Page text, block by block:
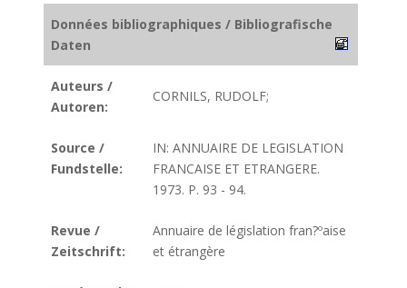
Données bibliographiques / Bibliografische
Daten
Auteurs /
Autoren:
CORNILS, RUDOLF;
Source /
Fundstelle:
IN: ANNUAIRE DE LEGISLATION
FRANCAISE ET ETRANGERE.
1973. P. 93 - 94.
Revue /
Zeitschrift:
Annuaire de législation fran?ºaise
et étrangère